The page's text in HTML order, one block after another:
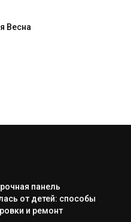
Весна
панель
от детей: способы
и ремонт